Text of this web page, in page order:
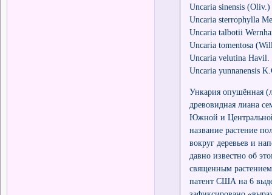
Uncaria sinensis
Uncaria sterrophylla
Uncaria talbotii
Uncaria tomentosa
Uncaria velutina Havil.
Uncaria yunnanensis
Ункария опушённая
древовидная лиана
Южной и
название растение
вокруг деревьев и
давно известно об
священным
патент США на 6